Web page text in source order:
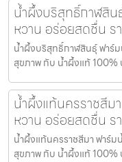
น้ำผึ้งบริสุทธิ์กาฬสิ
หวาน อร่อยสดชื่น ร
น้ำผึ้งบริสุทธิ์กาฬสินธุ์ ฟาร์
สุขภาพ กับ น้ำผึ้งแท้ 100%
น้ำผึ้งแท้นครราชสีม
หวาน อร่อยสดชื่น ร
น้ำผึ้งแท้นครราชสีมา ฟาร์ม
สุขภาพ กับ น้ำผึ้งแท้ 100%